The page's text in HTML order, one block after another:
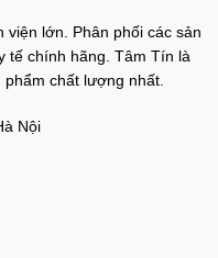
viện lớn. Phân phối các sản
tế chính hãng. Tâm Tín là
chất lượng nhất.
Nội